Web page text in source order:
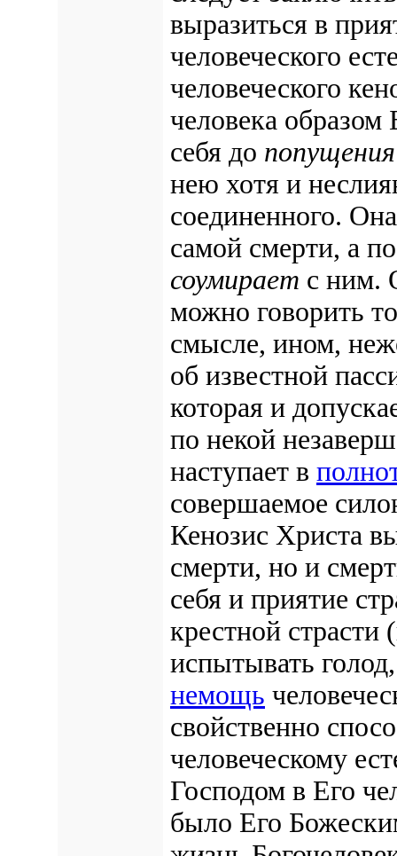
выразиться в
человеческого
человеческого
человека
себя до попущения
нею хотя и
соединенного.
самой смерти, а
соумирает с ним.
можно говорить
смысле, ином,
об известной
которая и
по некой
наступает в
совершаемое
Кенозис Христа
смерти, но и
себя и приятие
крестной страсти
испытывать
немощь
свойственно
человеческому
Господом в Его
было Его